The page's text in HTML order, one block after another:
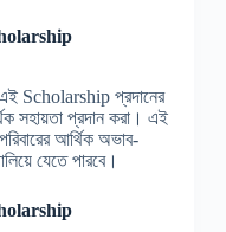
এই Scholarship প্রদানের
সহায়তা প্রদান করা। এই
আর্থিক অভাব-
যেতে পারবে।